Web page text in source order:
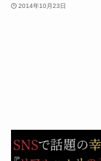
2014年10月23日